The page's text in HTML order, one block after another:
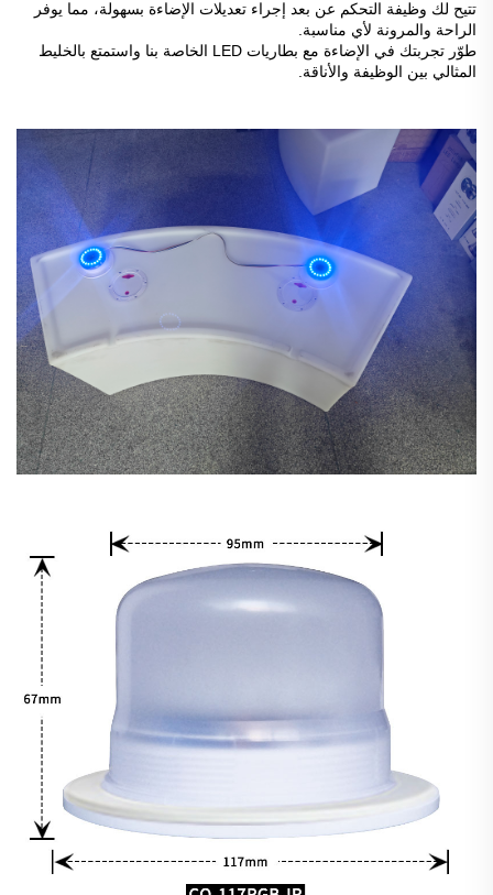
تتيح لك وظيفة التحكم عن بعد إجراء تعديلات الإضاءة بسهولة، مما يوفر
الراحة والمرونة لأي مناسبة.
طوّر تجربتك في الإضاءة مع بطاريات LED الخاصة بنا واستمتع بالخليط
المثالي بين الوظيفة والأناقة.